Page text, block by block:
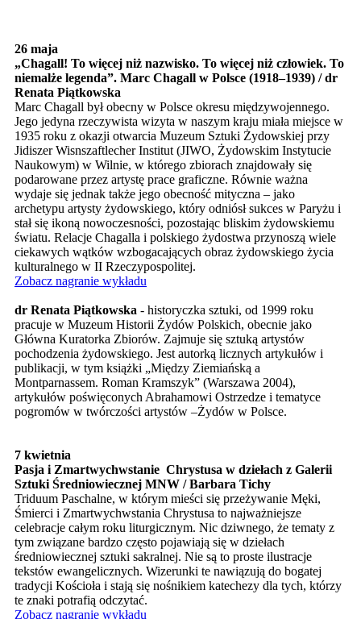
26 maja
„Chagall! To więcej niż nazwisko. To więcej niż człowiek. To
niemalże legenda”. Marc Chagall w Polsce (1918–1939) / dr
Renata Piątkowska
Marc Chagall był obecny w Polsce okresu międzywojennego.
Jego jedyna rzeczywista wizyta w naszym kraju miała miejsce w
1935 roku z okazji otwarcia Muzeum Sztuki Żydowskiej przy
Jidiszer Wisnszaftlecher Institut (JIWO, Żydowskim Instytucie
Naukowym) w Wilnie, w którego zbiorach znajdowały się
podarowane przez artystę prace graficzne. Równie ważna
wydaje się jednak także jego obecność mityczna – jako
archetypu artysty żydowskiego, który odniósł sukces w Paryżu i
stał się ikoną nowoczesności, pozostając bliskim żydowskiemu
światu. Relacje Chagalla i polskiego żydostwa przynoszą wiele
ciekawych wątków wzbogacających obraz żydowskiego życia
kulturalnego w II Rzeczypospolitej.
Zobacz nagranie wykładu
dr Renata Piątkowska - historyczka sztuki, od 1999 roku
pracuje w Muzeum Historii Żydów Polskich, obecnie jako
Główna Kuratorka Zbiorów. Zajmuje się sztuką artystów
pochodzenia żydowskiego. Jest autorką licznych artykułów i
publikacji, w tym książki „Między Ziemiańską a
Montparnassem. Roman Kramszyk” (Warszawa 2004),
artykułów poświęconych Abrahamowi Ostrzedze i tematyce
pogromów w twórczości artystów –Żydów w Polsce.
7 kwietnia
Pasja i Zmartwychwstanie Chrystusa w dziełach z Galerii
Sztuki Średniowiecznej MNW / Barbara Tichy
Triduum Paschalne, w którym mieści się przeżywanie Męki,
Śmierci i Zmartwychwstania Chrystusa to najważniejsze
celebracje całym roku liturgicznym. Nic dziwnego, że tematy z
tym związane bardzo często pojawiają się w dziełach
średniowiecznej sztuki sakralnej. Nie są to proste ilustracje
tekstów ewangelicznych. Wizerunki te nawiązują do bogatej
tradycji Kościoła i stają się nośnikiem katechezy dla tych, którzy
te znaki potrafią odczytać.
Zobacz nagranie wykładu